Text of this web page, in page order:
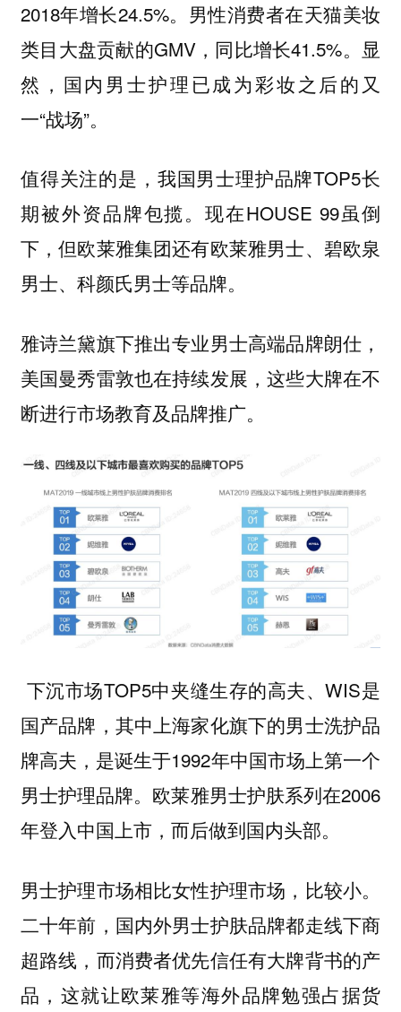
2018年增长24.5%。男性消费者在天猫美妆
类目大盘贡献的GMV，同比增长41.5%。显
然，国内男士护理已成为彩妆之后的又
一“战场”。
值得关注的是，我国男士理护品牌TOP5长
期被外资品牌包揽。现在HOUSE 99虽倒
下，但欧莱雅集团还有欧莱雅男士、碧欧泉
男士、科颜氏男士等品牌。
雅诗兰黛旗下推出专业男士高端品牌朗仕，
美国曼秀雷敦也在持续发展，这些大牌在不
断进行市场教育及品牌推广。
下沉市场TOP5中夹缝生存的高夫、WIS是
国产品牌，其中上海家化旗下的男士洗护品
牌高夫，是诞生于1992年中国市场上第一个
男士护理品牌。欧莱雅男士护肤系列在2006
年登入中国上市，而后做到国内头部。
男士护理市场相比女性护理市场，比较小。
二十年前，国内外男士护肤品牌都走线下商
超路线，而消费者优先信任有大牌背书的产
品，这就让欧莱雅等海外品牌勉强占据货